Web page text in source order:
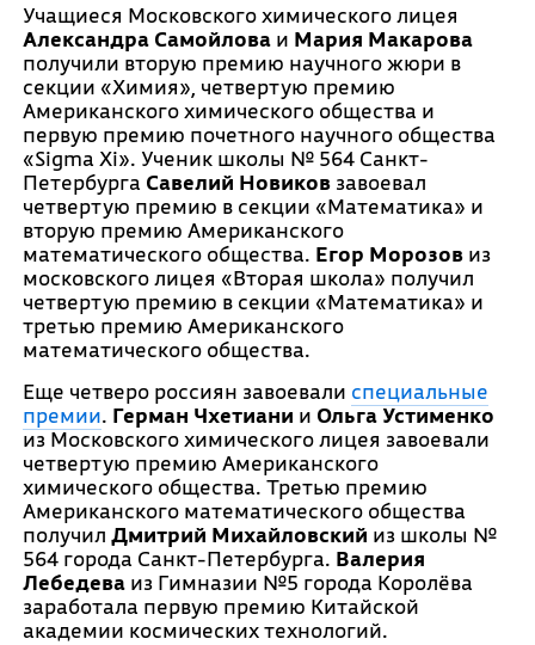
Учащиеся Московского химического лицея
Александра Самойловаи Мария Макарова
получили вторую премию научного жюри в
секции «Химия», четвертую премию
Американского химического общества и
первую премию почетного научного общества
«Sigma Xi». Ученик школы № 564 Санкт-
Петербурга Савелий Новиковзавоевал
четвертую премию в секции «Математика» и
вторую премию Американского
математического общества. Егор Морозовиз
московского лицея «Вторая школа» получил
четвертую премию в секции «Математика» и
третью премию Американского
математического общества.
Еще четверо россиян завоевали специальные
премии. Герман Чхетиани и Ольга Устименко
из Московского химического лицея завоевали
четвертую премию Американского
химического общества. Третью премию
Американского математического общества
получил Дмитрий Михайловский из школы №
564 города Санкт-Петербурга. Валерия
Лебедеваиз Гимназии №5 города Королёва
заработала первую премию Китайской
академии космических технологий.